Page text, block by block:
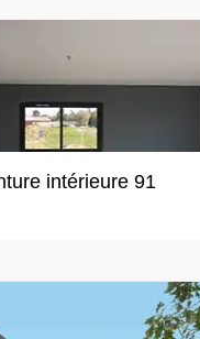
intérieure 91